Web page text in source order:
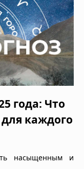
года: Что
каждого
насыщенным и